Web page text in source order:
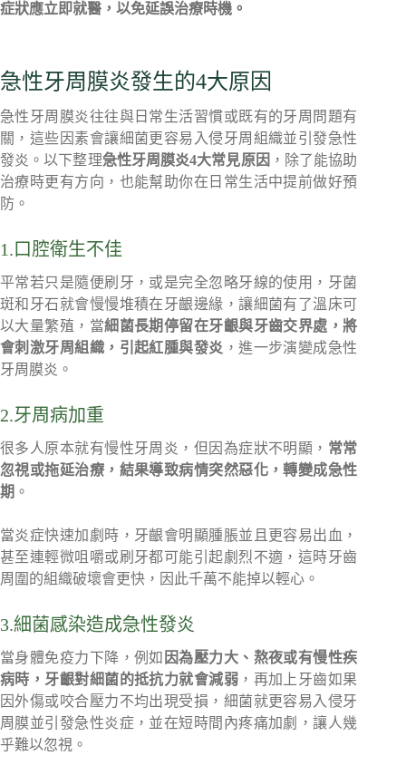
症狀應立即就醫，以免延誤治療時機。
急性牙周膜炎發生的4大原因
急性牙周膜炎往往與日常生活習慣或既有的牙周問題有
關，這些因素會讓細菌更容易入侵牙周組織並引發急性
發炎。以下整理急性牙周膜炎4大常見原因 ，除了能協助
治療時更有方向，也能幫助你在日常生活中提前做好預
防。
1.口腔衛生不佳
平常若只是隨便刷牙，或是完全忽略牙線的使用，牙菌
斑和牙石就會慢慢堆積在牙齦邊緣，讓細菌有了溫床可
以大量繁殖，當細菌長期停留在牙齦與牙齒交界處，將
會刺激牙周組織，引起紅腫與發炎 ，進一步演變成急性
牙周膜炎。
2.牙周病加重
很多人原本就有慢性牙周炎，但因為症狀不明顯， 常常
忽視或拖延治療，結果導致病情突然惡化，轉變成急性
期 。
當炎症快速加劇時，牙齦會明顯腫脹並且更容易出血，
甚至連輕微咀嚼或刷牙都可能引起劇烈不適，這時牙齒
周圍的組織破壞會更快，因此千萬不能掉以輕心。
3.細菌感染造成急性發炎
當身體免疫力下降，例如 因為壓力大、熬夜或有慢性疾
病時，牙齦對細菌的抵抗力就會減弱 ，再加上牙齒如果
因外傷或咬合壓力不均出現受損，細菌就更容易入侵牙
周膜並引發急性炎症，並在短時間內疼痛加劇，讓人幾
乎難以忽視。